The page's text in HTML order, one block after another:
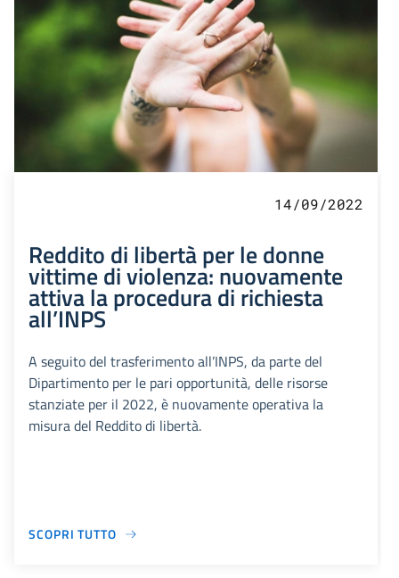
14/09/2022
Reddito di libertà per le donne
vittime di violenza: nuovamente
attiva la procedura di richiesta
all’INPS
A seguito del trasferimento all’INPS, da parte del
Dipartimento per le pari opportunità, delle risorse
stanziate per il 2022, è nuovamente operativa la
misura del Reddito di libertà.
SCOPRI TUTTO